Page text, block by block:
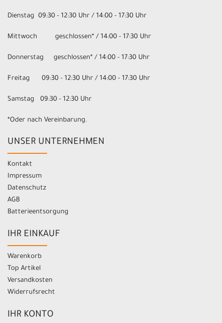
Dienstag 09:30 - 12:30 Uhr / 14:00 - 17:30 Uhr
Mittwoch geschlossen* / 14:00 - 17:30 Uhr
Donnerstag geschlossen* / 14:00 - 17:30 Uhr
Freitag 09:30 - 12:30 Uhr / 14:00 - 17:30 Uhr
Samstag 09:30 - 12:30 Uhr
*Oder nach Vereinbarung.
UNSER UNTERNEHMEN
Kontakt
Impressum
Datenschutz
AGB
Batterieentsorgung
IHR EINKAUF
Warenkorb
Top Artikel
Versandkosten
Widerrufsrecht
IHR KONTO